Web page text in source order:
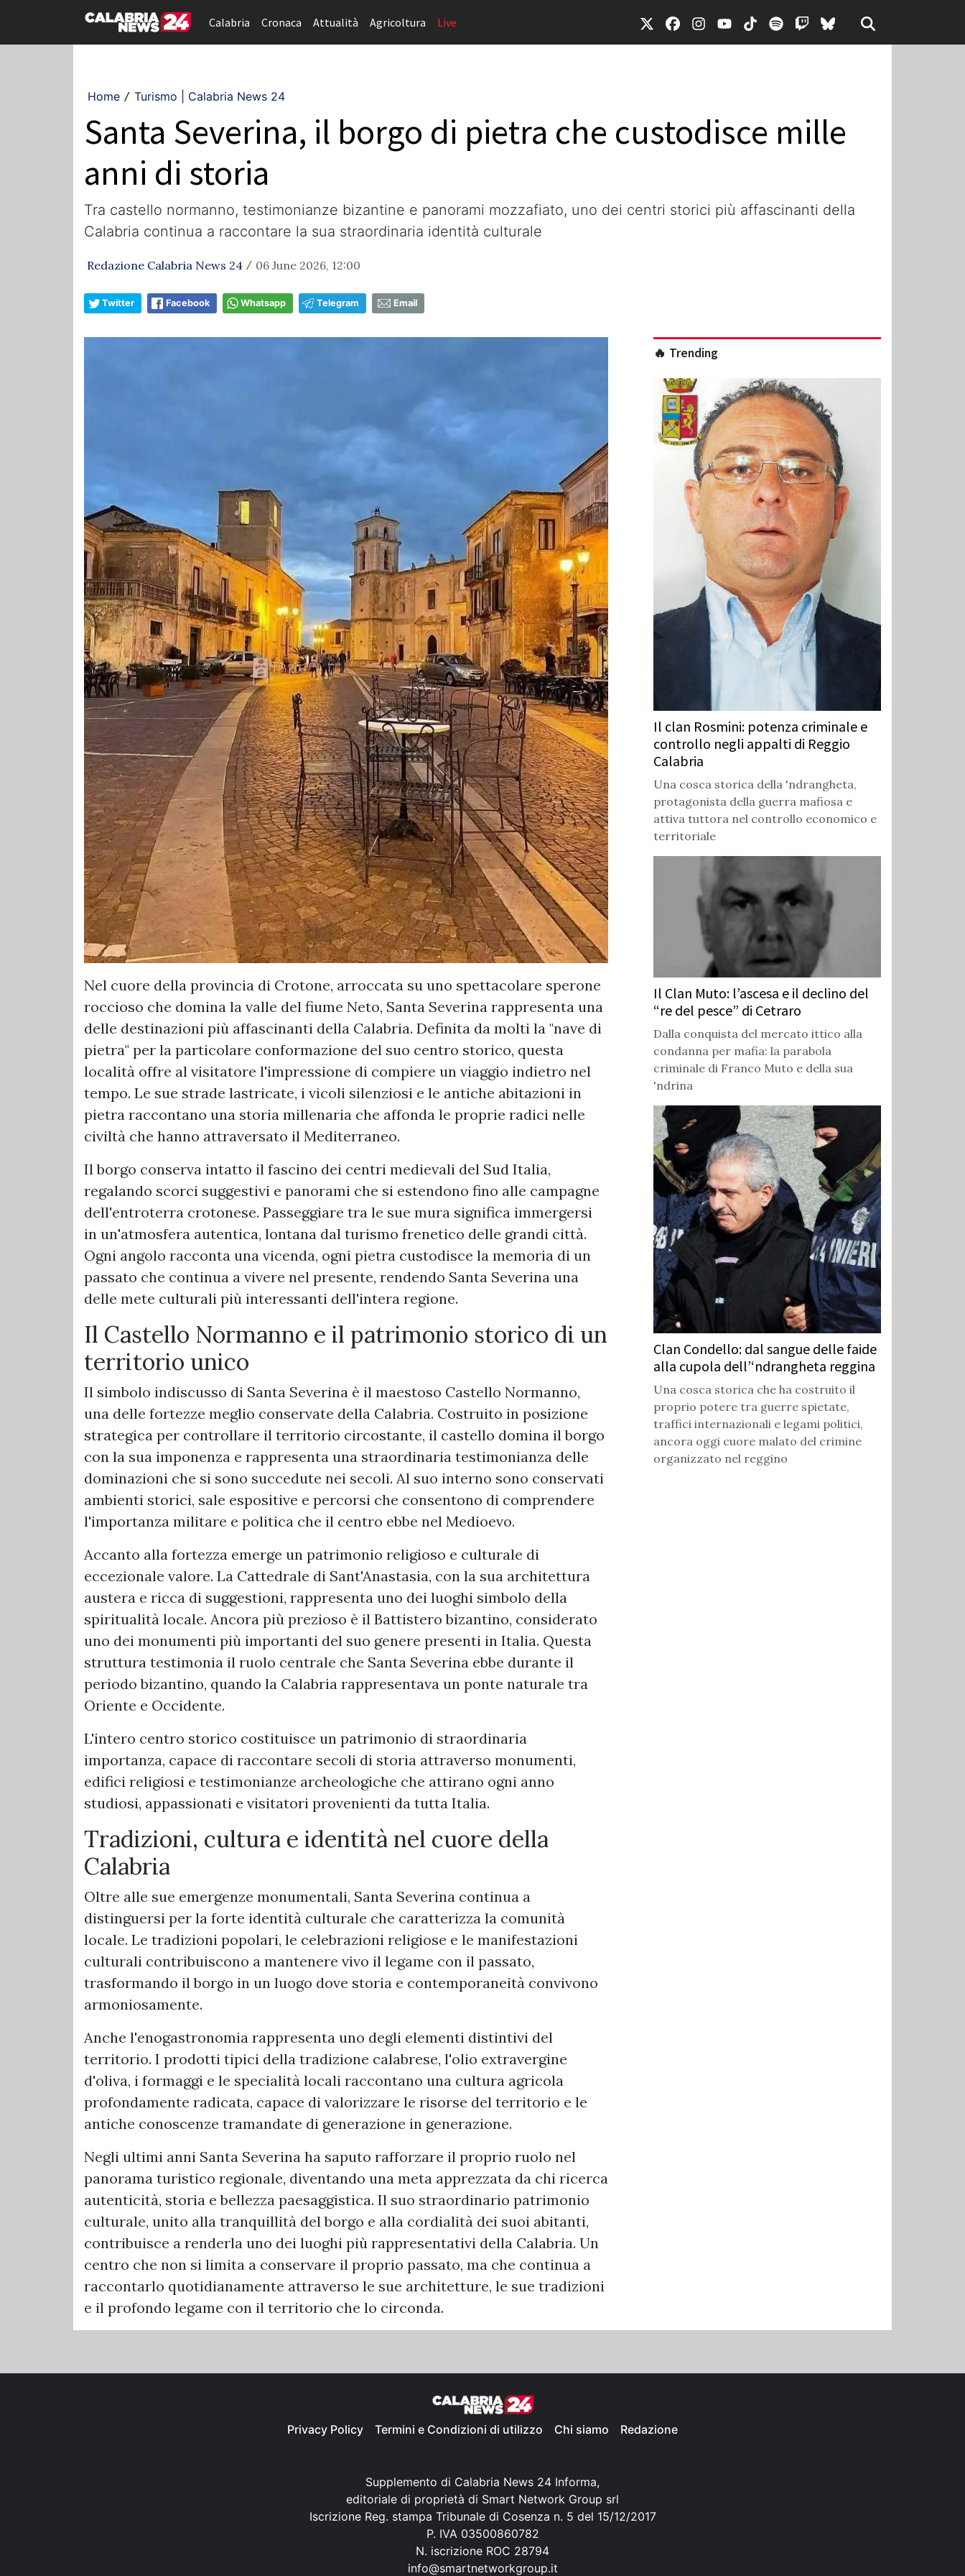
Calabria Cronaca Attualità Agricoltura Live
Home / Turismo | Calabria News 24
Santa Severina, il borgo di pietra che custodisce mille
anni di storia
Tra castello normanno, testimonianze bizantine e panorami mozzafiato, uno dei centri storici più affascinanti della
Calabria continua a raccontare la sua straordinaria identità culturale
Redazione Calabria News 24 / 06 June 2026, 12:00
Twitter Facebook Whatsapp Telegram Email
Nel cuore della provincia di Crotone, arroccata su uno spettacolare sperone
roccioso che domina la valle del fiume Neto, Santa Severina rappresenta una
delle destinazioni più affascinanti della Calabria. Definita da molti la "nave di
pietra" per la particolare conformazione del suo centro storico, questa
località offre al visitatore l'impressione di compiere un viaggio indietro nel
tempo. Le sue strade lastricate, i vicoli silenziosi e le antiche abitazioni in
pietra raccontano una storia millenaria che affonda le proprie radici nelle
civiltà che hanno attraversato il Mediterraneo.
Il borgo conserva intatto il fascino dei centri medievali del Sud Italia,
regalando scorci suggestivi e panorami che si estendono fino alle campagne
dell'entroterra crotonese. Passeggiare tra le sue mura significa immergersi
in un'atmosfera autentica, lontana dal turismo frenetico delle grandi città.
Ogni angolo racconta una vicenda, ogni pietra custodisce la memoria di un
passato che continua a vivere nel presente, rendendo Santa Severina una
delle mete culturali più interessanti dell'intera regione.
Il Castello Normanno e il patrimonio storico di un
territorio unico
Il simbolo indiscusso di Santa Severina è il maestoso Castello Normanno,
una delle fortezze meglio conservate della Calabria. Costruito in posizione
strategica per controllare il territorio circostante, il castello domina il borgo
con la sua imponenza e rappresenta una straordinaria testimonianza delle
dominazioni che si sono succedute nei secoli. Al suo interno sono conservati
ambienti storici, sale espositive e percorsi che consentono di comprendere
l'importanza militare e politica che il centro ebbe nel Medioevo.
Accanto alla fortezza emerge un patrimonio religioso e culturale di
eccezionale valore. La Cattedrale di Sant'Anastasia, con la sua architettura
austera e ricca di suggestioni, rappresenta uno dei luoghi simbolo della
spiritualità locale. Ancora più prezioso è il Battistero bizantino, considerato
uno dei monumenti più importanti del suo genere presenti in Italia. Questa
struttura testimonia il ruolo centrale che Santa Severina ebbe durante il
periodo bizantino, quando la Calabria rappresentava un ponte naturale tra
Oriente e Occidente.
L'intero centro storico costituisce un patrimonio di straordinaria
importanza, capace di raccontare secoli di storia attraverso monumenti,
edifici religiosi e testimonianze archeologiche che attirano ogni anno
studiosi, appassionati e visitatori provenienti da tutta Italia.
Tradizioni, cultura e identità nel cuore della
Calabria
Oltre alle sue emergenze monumentali, Santa Severina continua a
distinguersi per la forte identità culturale che caratterizza la comunità
locale. Le tradizioni popolari, le celebrazioni religiose e le manifestazioni
culturali contribuiscono a mantenere vivo il legame con il passato,
trasformando il borgo in un luogo dove storia e contemporaneità convivono
armoniosamente.
Anche l'enogastronomia rappresenta uno degli elementi distintivi del
territorio. I prodotti tipici della tradizione calabrese, l'olio extravergine
d'oliva, i formaggi e le specialità locali raccontano una cultura agricola
profondamente radicata, capace di valorizzare le risorse del territorio e le
antiche conoscenze tramandate di generazione in generazione.
Negli ultimi anni Santa Severina ha saputo rafforzare il proprio ruolo nel
panorama turistico regionale, diventando una meta apprezzata da chi ricerca
autenticità, storia e bellezza paesaggistica. Il suo straordinario patrimonio
culturale, unito alla tranquillità del borgo e alla cordialità dei suoi abitanti,
contribuisce a renderla uno dei luoghi più rappresentativi della Calabria. Un
centro che non si limita a conservare il proprio passato, ma che continua a
raccontarlo quotidianamente attraverso le sue architetture, le sue tradizioni
e il profondo legame con il territorio che lo circonda.
🔥 Trending
Il clan Rosmini: potenza criminale e
controllo negli appalti di Reggio
Calabria
Una cosca storica della 'ndrangheta,
protagonista della guerra mafiosa e
attiva tuttora nel controllo economico e
territoriale
Il Clan Muto: l’ascesa e il declino del
“re del pesce” di Cetraro
Dalla conquista del mercato ittico alla
condanna per mafia: la parabola
criminale di Franco Muto e della sua
'ndrina
Clan Condello: dal sangue delle faide
alla cupola dell’‘ndrangheta reggina
Una cosca storica che ha costruito il
proprio potere tra guerre spietate,
traffici internazionali e legami politici,
ancora oggi cuore malato del crimine
organizzato nel reggino
Privacy Policy Termini e Condizioni di utilizzo Chi siamo Redazione
Supplemento di Calabria News 24 Informa,
editoriale di proprietà di Smart Network Group srl
Iscrizione Reg. stampa Tribunale di Cosenza n. 5 del 15/12/2017
P. IVA 03500860782
N. iscrizione ROC 28794
info@smartnetworkgroup.it